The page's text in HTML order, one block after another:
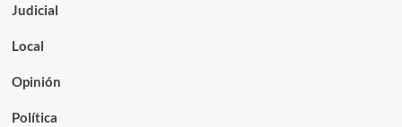
Judicial
Local
Opinión
Política